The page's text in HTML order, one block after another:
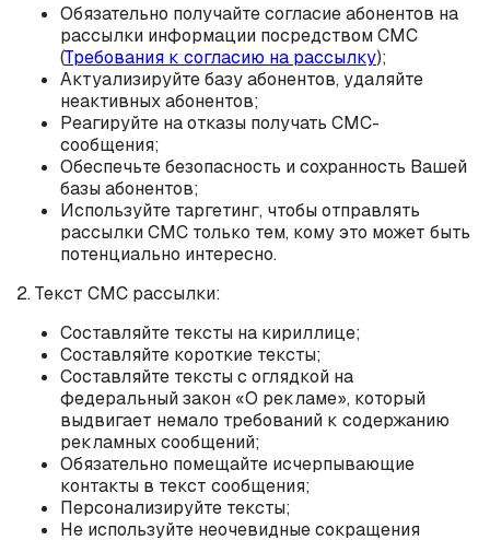
Обязательно получайте согласие абонентов на
рассылки информации посредством СМС
(Требования к согласию на рассылку);
Актуализируйте базу абонентов, удаляйте
неактивных абонентов;
Реагируйте на отказы получать СМС-
сообщения;
Обеспечьте безопасность и сохранность Вашей
базы абонентов;
Используйте таргетинг, чтобы отправлять
рассылки СМС только тем, кому это может быть
потенциально интересно.
2. Текст СМС рассылки:
Составляйте тексты на кириллице;
Составляйте короткие тексты;
Составляйте тексты с оглядкой на
федеральный закон «О рекламе», который
выдвигает немало требований к содержанию
рекламных сообщений;
Обязательно помещайте исчерпывающие
контакты в текст сообщения;
Персонализируйте тексты;
Не используйте неочевидные сокращения